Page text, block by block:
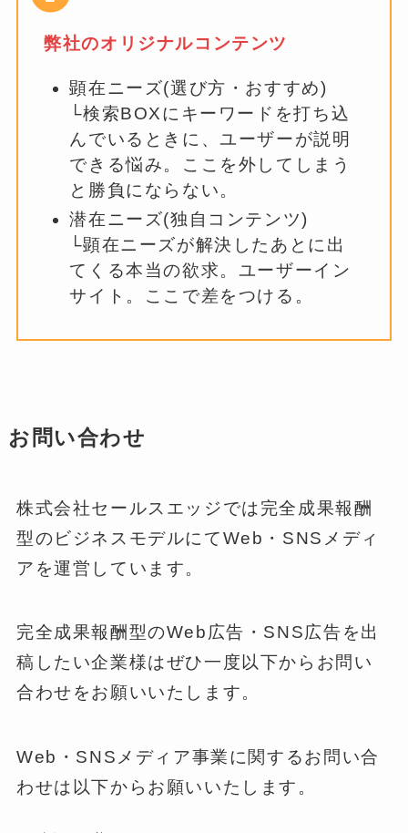
弊社のオリジナルコンテンツ
顕在ニーズ(選び方・おすすめ)
└検索BOXにキーワードを打ち込
んでいるときに、ユーザーが説明
できる悩み。ここを外してしまう
と勝負にならない。
潜在ニーズ(独自コンテンツ)
└顕在ニーズが解決したあとに出
てくる本当の欲求。ユーザーイン
サイト。ここで差をつける。
お問い合わせ
株式会社セールスエッジでは完全成果報酬
型のビジネスモデルにてWeb・SNSメディ
アを運営しています。
完全成果報酬型のWeb広告・SNS広告を出
稿したい企業様はぜひ一度以下からお問い
合わせをお願いいたします。
Web・SNSメディア事業に関するお問い合
わせは以下からお願いいたします。